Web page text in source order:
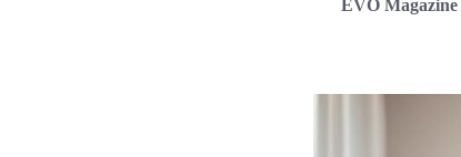
EVO Magazine